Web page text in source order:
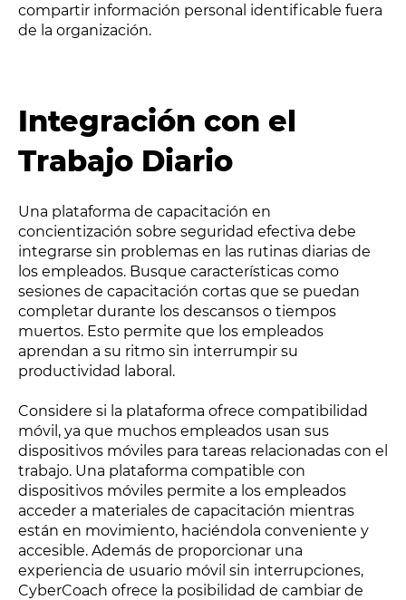
compartir información personal identificable fuera
de la organización.
Integración con el
Trabajo Diario
Una plataforma de capacitación en
concientización sobre seguridad efectiva debe
integrarse sin problemas en las rutinas diarias de
los empleados. Busque características como
sesiones de capacitación cortas que se puedan
completar durante los descansos o tiempos
muertos. Esto permite que los empleados
aprendan a su ritmo sin interrumpir su
productividad laboral.
Considere si la plataforma ofrece compatibilidad
móvil, ya que muchos empleados usan sus
dispositivos móviles para tareas relacionadas con el
trabajo. Una plataforma compatible con
dispositivos móviles permite a los empleados
acceder a materiales de capacitación mientras
están en movimiento, haciéndola conveniente y
accesible. Además de proporcionar una
experiencia de usuario móvil sin interrupciones,
CyberCoach ofrece la posibilidad de cambiar de